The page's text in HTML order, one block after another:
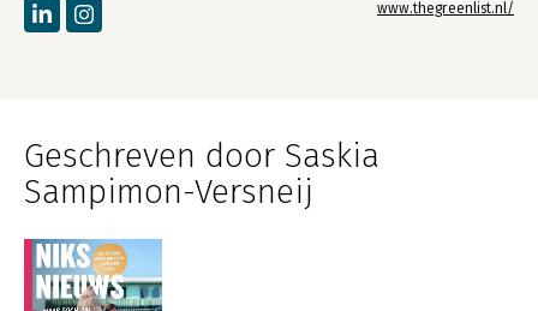
www.thegreenlist.nl/
Geschreven door Saskia
Sampimon-Versneij